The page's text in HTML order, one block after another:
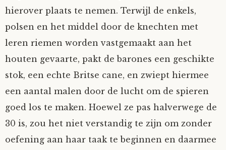
hierover plaats te nemen. Terwijl de enkels,
polsen en het middel door de knechten met
leren riemen worden vastgemaakt aan het
houten gevaarte, pakt de barones een geschikte
stok, een echte Britse cane, en zwiept hiermee
een aantal malen door de lucht om de spieren
goed los te maken. Hoewel ze pas halverwege de
30 is, zou het niet verstandig te zijn om zonder
oefening aan haar taak te beginnen en daarmee